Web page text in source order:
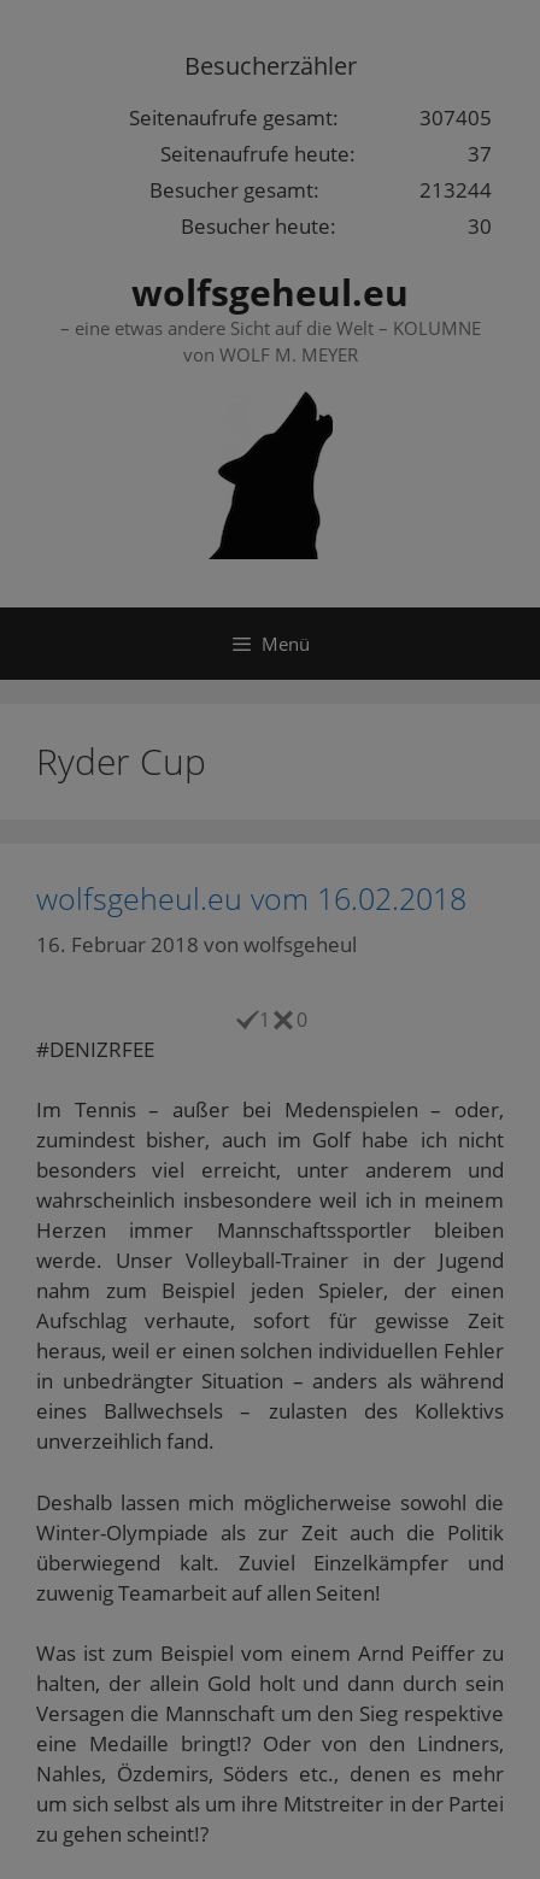
Besucherzähler
307405
Seitenaufrufe gesamt:
37
Seitenaufrufe heute:
213244
Besucher gesamt:
30
Besucher heute:
wolfsgeheul.eu
– eine etwas andere Sicht auf die Welt – KOLUMNE
von WOLF M. MEYER
Menü
Ryder Cup
wolfsgeheul.eu vom 16.02.2018
16. Februar 2018 von wolfsgeheul
1 0
#DENIZRFEE
Im Tennis – außer bei Medenspielen – oder,
zumindest bisher, auch im Golf habe ich nicht
besonders viel erreicht, unter anderem und
wahrscheinlich insbesondere weil ich in meinem
Herzen immer Mannschaftssportler bleiben
werde. Unser Volleyball-Trainer in der Jugend
nahm zum Beispiel jeden Spieler, der einen
Aufschlag verhaute, sofort für gewisse Zeit
heraus, weil er einen solchen individuellen Fehler
in unbedrängter Situation – anders als während
eines Ballwechsels – zulasten des Kollektivs
unverzeihlich fand.
Deshalb lassen mich möglicherweise sowohl die
Winter-Olympiade als zur Zeit auch die Politik
überwiegend kalt. Zuviel Einzelkämpfer und
zuwenig Teamarbeit auf allen Seiten!
Was ist zum Beispiel vom einem Arnd Peiffer zu
halten, der allein Gold holt und dann durch sein
Versagen die Mannschaft um den Sieg respektive
eine Medaille bringt!? Oder von den Lindners,
Nahles, Özdemirs, Söders etc., denen es mehr
um sich selbst als um ihre Mitstreiter in der Partei
zu gehen scheint!?